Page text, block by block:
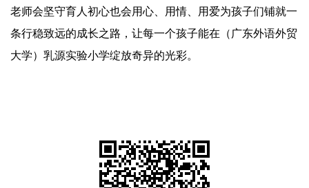
老师会坚守育人初心也会用心、用情、用爱为孩子们铺就一
条行稳致远的成长之路，让每一个孩子能在（广东外语外贸
大学）乳源实验小学绽放奇异的光彩。